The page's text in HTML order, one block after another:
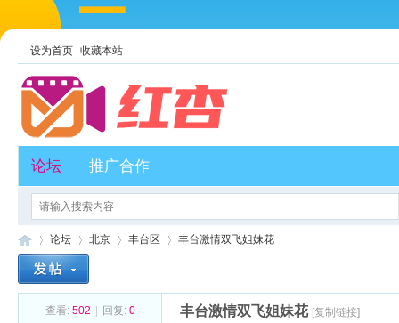
设为首页 收藏本站
论坛 推广合作
论坛
›
北京
›
丰台区 丰台激情双飞姐妹花
查看: 502 回复: 0 丰台激情双飞姐妹花 [复制链接]